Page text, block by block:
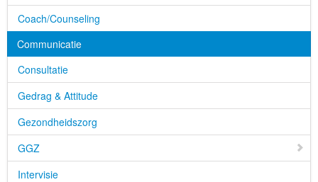
Coach/Counseling
Communicatie
Consultatie
Gedrag & Attitude
Gezondheidszorg
GGZ
Intervisie